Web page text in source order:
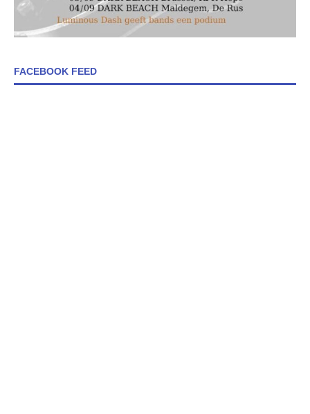
FACEBOOK FEED